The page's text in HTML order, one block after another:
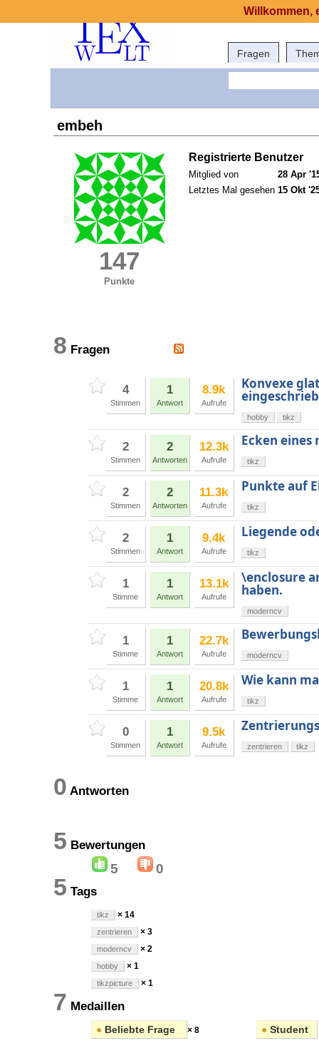
Fragen
embeh
147
Punkte
Registrierte Benutzer
Mitglied von
28 Apr
Letztes Mal gesehen 15 Okt
8 Fragen
4
Stimmen
1
Antwort
8.9k
Aufrufe
Konvexe
hobby tikz
2
Stimmen
2
Antworten
12.3k
Aufrufe
Ecken
tikz
2
Stimmen
2
Antworten
11.3k
Aufrufe
Punkte auf
tikz
2
Stimmen
1
Antwort
9.4k
Aufrufe
Liegende
tikz
1
Stimme
1
Antwort
13.1k
Aufrufe
\enclosure
haben.
moderncv
1
Stimme
1
Antwort
22.7k
Aufrufe moderncv
1
Stimme
1
Antwort
20.8k
Aufrufe
Wie kann
tikz
0
Stimmen
1
Antwort
9.5k
Aufrufe zentrieren tikz
0 Antworten
5 Bewertungen
5 0
5 Tags
tikz × 14
zentrieren × 3
moderncv × 2
hobby × 1
tikzpicture × 1
7 Medaillen
● Beliebte Frage × 8 ● Student
Willkommen,